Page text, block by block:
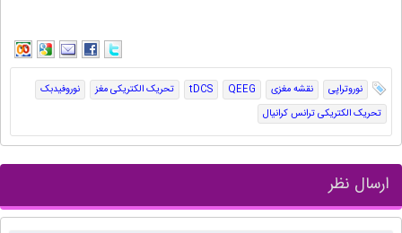
نوروتراپی نقشه مغزی QEEG
tDCS تحریک الکتریکی مغز
نوروفیدبک
تحریک الکتریکی ترانس کرانیال
ارسال نظر